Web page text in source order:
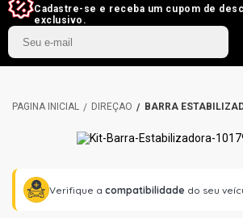
Cadastre-se e receba um cupom de
exclusivo.
DIREÇÃO BARRA
Verifique a compatibilidade do seu